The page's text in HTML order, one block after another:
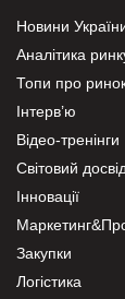
Новини
Аналітика
Топи про
Інтерв’ю
Відео-тренінги
Світовий досвід
Інновації
Закупки
Логістика